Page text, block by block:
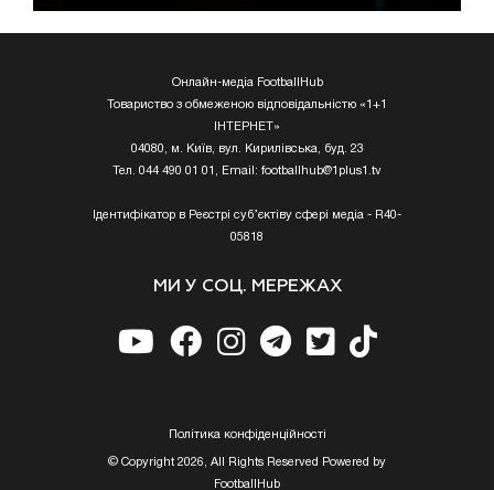
Онлайн-медіа FootballHub
Товариство з обмеженою відповідальністю «1+1
ІНТЕРНЕТ»
04080, м. Київ, вул. Кирилівська, буд. 23
Тел. 044 490 01 01, Email: footballhub@1plus1.tv
Ідентифікатор в Реєстрі суб’єктіву сфері медіа - R40-
05818
МИ У СОЦ. МЕРЕЖАХ
Полiтика конфiденцiйностi
© Copyright 2026, All Rights Reserved Powered by
FootballHub